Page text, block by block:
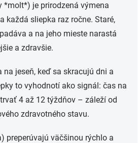
*molt*) je prirodzená výmena
každá sliepka raz ročne. Staré,
a na jeho mieste narastá
a zdravšie.
jeseň, keď sa skracujú dni a
to vyhodnotí ako signál: čas na
4 až 12 týždňov – záleží od
zdravotného stavu.
preperúvajú väčšinou rýchlo a